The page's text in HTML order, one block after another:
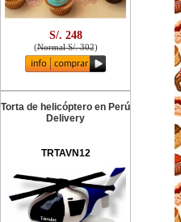
S/. 248
(Normal S/. 302)
Torta de helicóptero en Perú
Delivery
TRTAVN12